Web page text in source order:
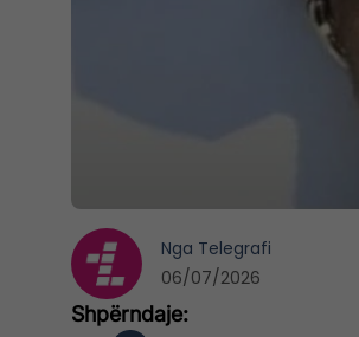
Nga Telegrafi
06/07/2026